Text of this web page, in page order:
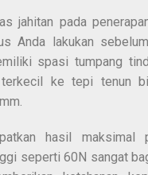
jahitan pada
Anda lakukan
spasi tumpang
ke tepi tenun
hasil maksimal
seperti 60N sangat